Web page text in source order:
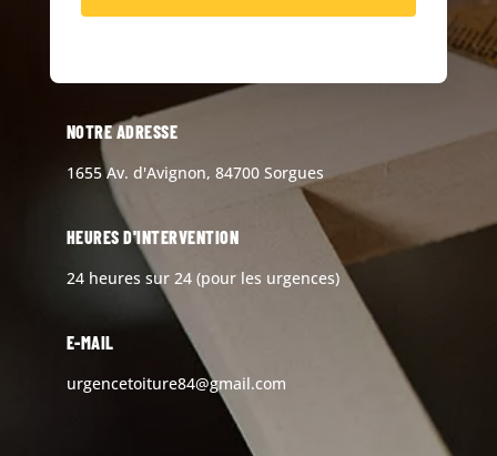
NOTRE ADRESSE
1655 Av. d'Avignon, 84700 Sorgues
HEURES D'INTERVENTION
24 heures sur 24 (pour les urgences)
E-MAIL
urgencetoiture84@gmail.com